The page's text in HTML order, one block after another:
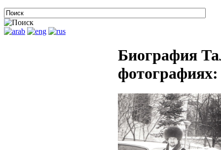
Биография
фотографиях: